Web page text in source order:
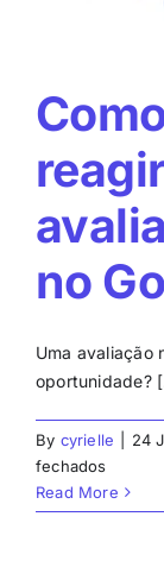
no
Uma avaliação
oportunidade?
By cyrielle 24
fechadosem
Como
você
Read More